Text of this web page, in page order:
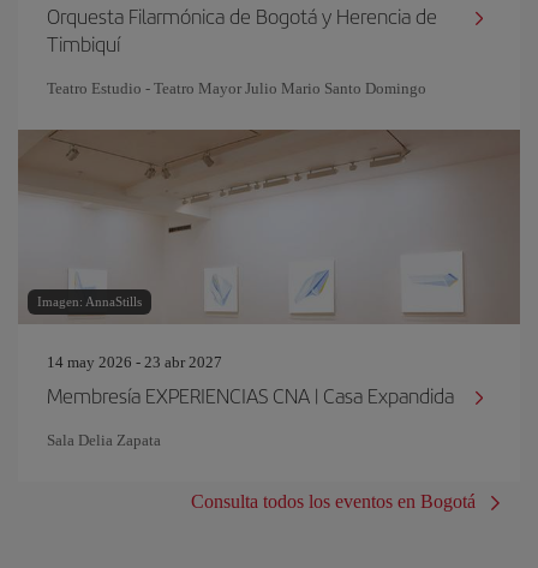
Orquesta Filarmónica de Bogotá y Herencia de
Timbiquí
Teatro Estudio - Teatro Mayor Julio Mario Santo Domingo
Imagen: AnnaStills
14 may 2026 - 23 abr 2027
Membresía EXPERIENCIAS CNA | Casa Expandida
Sala Delia Zapata
Consulta todos los eventos en Bogotá